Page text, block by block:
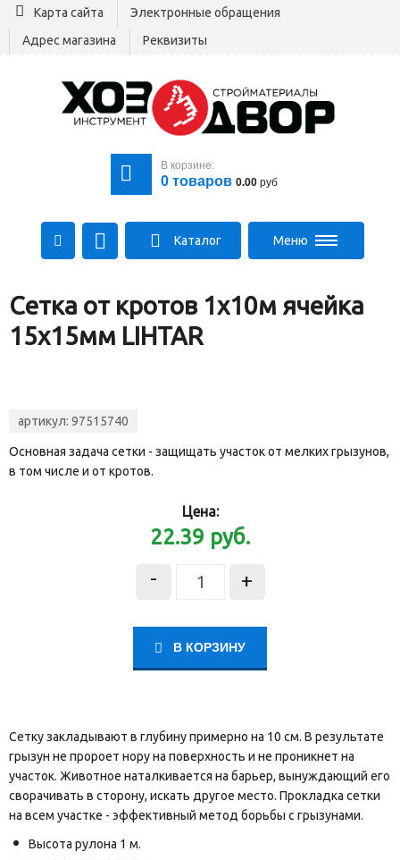
Карта сайта
Электронные обращения
Адрес магазина
Реквизиты
В корзине:
0 товаров 0.00 руб
+375 29 564-00-00
Все для стройки
Log@hozdvor.by
Каталог Меню
Сетка от кротов 1х10м ячейка
15х15мм LIHTAR
артикул: 97515740
Основная задача сетки - защищать участок от мелких грызунов,
в том числе и от кротов.
Цена:
22.39 руб.
- +
В КОРЗИНУ
Сетку закладывают в глубину примерно на 10 см. В результате
грызун не пророет нору на поверхность и не проникнет на
участок. Животное наталкивается на барьер, вынуждающий его
сворачивать в сторону, искать другое место. Прокладка сетки
на всем участке - эффективный метод борьбы с грызунами.
Высота рулона 1 м.